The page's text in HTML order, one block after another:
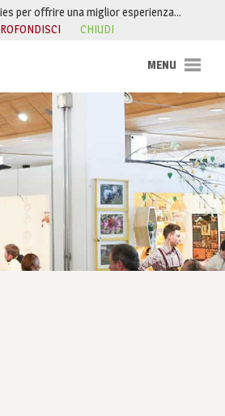
per offrire una miglior esperienza…
CHIUDI